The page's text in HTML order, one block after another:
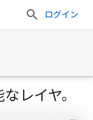
ログイン
レイヤ。